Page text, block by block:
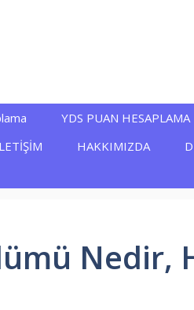
YDS PUAN HESAPLAMA
HAKKIMIZDA
Nedir,